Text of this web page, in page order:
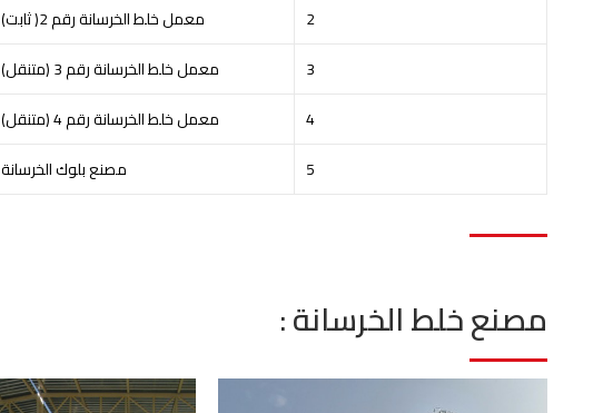
2
معمل خلط الخرسانة رقم 2( ثابت)
3
معمل خلط الخرسانة رقم 3 (متنقل)
4
معمل خلط الخرسانة رقم 4 (متنقل)
5
مصنع بلوك الخرسانة
مصنع خلط الخرسانة :